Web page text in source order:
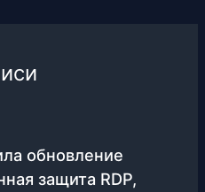
обновление
защита RDP,